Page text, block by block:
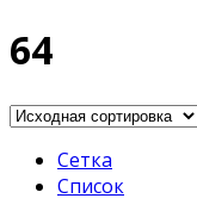
64
Сетка
Список